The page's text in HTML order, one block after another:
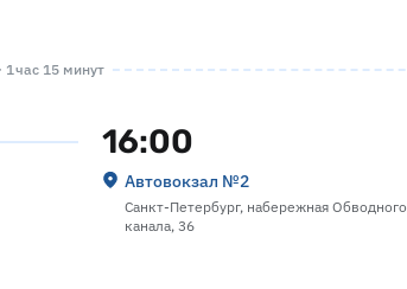
час 15 минут
16:00
Автовокзал №2
Санкт-Петербург, набережная Обводного
канала, 36